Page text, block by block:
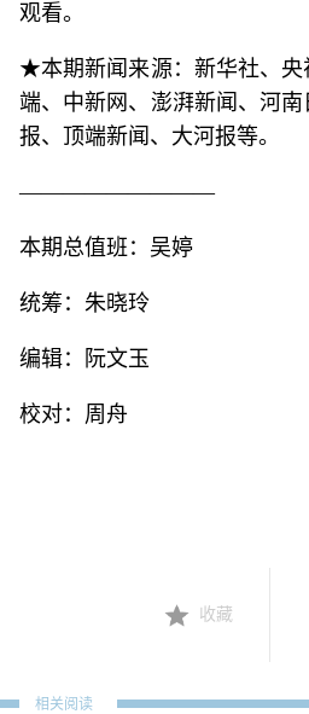
观看。
★本期新闻来源：新华社、央
端、中新网、澎湃新闻、河
报、顶端新闻、大河报等。
—————————
本期总值班：吴婷
统筹：朱晓玲
编辑：阮文玉
校对：周舟
收藏
相关阅读